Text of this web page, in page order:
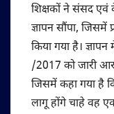
शिक्षकों ने संसद एवं
ज्ञापन सौंपा, जिसमें
किया गया है।
/2017 को जारी
जिसमें कहा गया है
लागू होंगे चाहे वह